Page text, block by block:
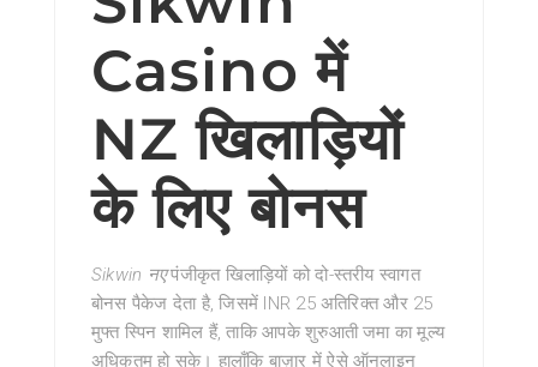
Casino में
NZ खिलाड़ियों
के लिए बोनस
Sikwin नएपंजीकृत खिलाड़ियों को दो-स्तरीय स्वागत
बोनस पैकेज देता है, जिसमें INR 25 अतिरिक्त और 25
मुफ्त स्पिन शामिल हैं, ताकि आपके शुरुआती जमा का मूल्य
अधिकतम हो सके। हालाँकि बाज़ार में ऐसे ऑनलाइन